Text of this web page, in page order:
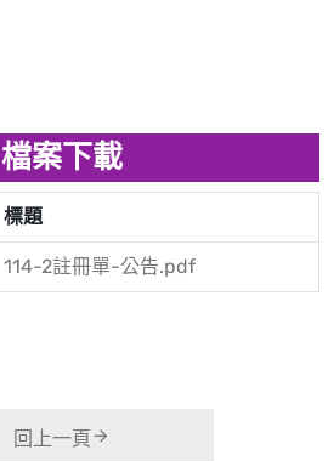
檔案下載
標題
114-2註冊單-公告.pdf
回上一頁